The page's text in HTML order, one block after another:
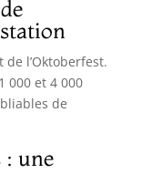
l’Oktoberfest.
000 et 4 000
de
une